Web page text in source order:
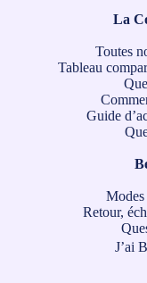
La
Toutes
Tableau
Guide
Retour,
J’ai